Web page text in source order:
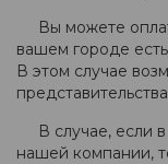
Вы можете
вашем городе
В этом случае
В случае, если в
нашей компании,